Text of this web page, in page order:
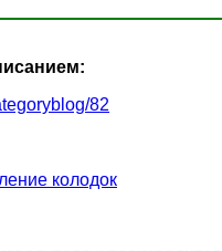
82
колодок